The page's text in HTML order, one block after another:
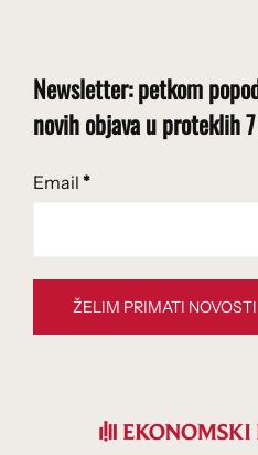
Newsletter: petkom
novih objava u proteklih
Email *